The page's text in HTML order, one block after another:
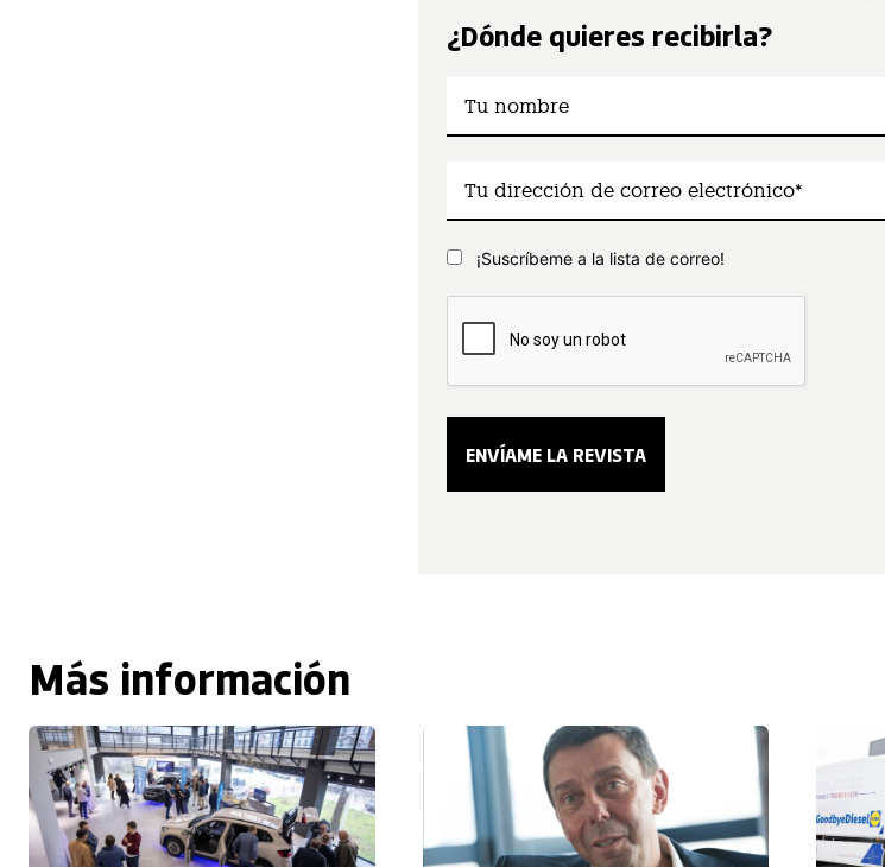
¿Dónde quieres recibirla?
¡Suscríbeme a la lista de correo!
Más información